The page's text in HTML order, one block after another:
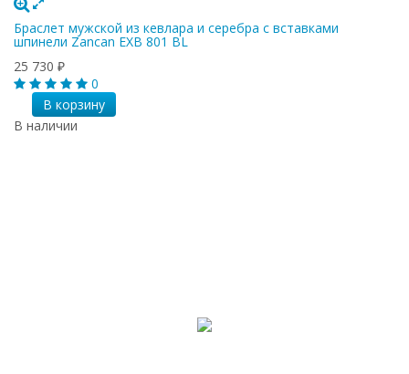
Браслет мужской из кевлара и серебра с вставками
шпинели Zancan EXB 801 BL
25 730 ₽
0
В корзину
В наличии